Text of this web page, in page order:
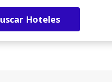
Hoteles